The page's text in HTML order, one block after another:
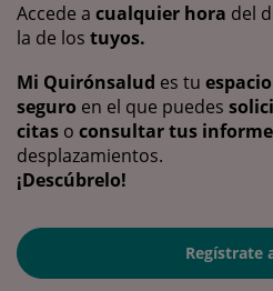
Accede a cualquier hora del
la de los tuyos.
Mi Quirónsalud es tu
seguro en el que puedes
citas o consultar tus
desplazamientos.
¡Descúbrelo!
Regístrate